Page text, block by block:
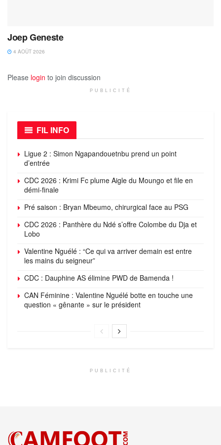
Joep Geneste
4 AOÛT 2026
Please login to join discussion
PUBLICITÉ
FIL INFO
Ligue 2 : Simon Ngapandouetnbu prend un point
d’entrée
CDC 2026 : Krimi Fc plume Aigle du Moungo et file en
démi-finale
Pré saison : Bryan Mbeumo, chirurgical face au PSG
CDC 2026 : Panthère du Ndé s’offre Colombe du Dja et
Lobo
Valentine Nguélé : “Ce qui va arriver demain est entre
les mains du seigneur”
CDC : Dauphine AS élimine PWD de Bamenda !
CAN Féminine : Valentine Nguélé botte en touche une
question « gênante » sur le président
PUBLICITÉ